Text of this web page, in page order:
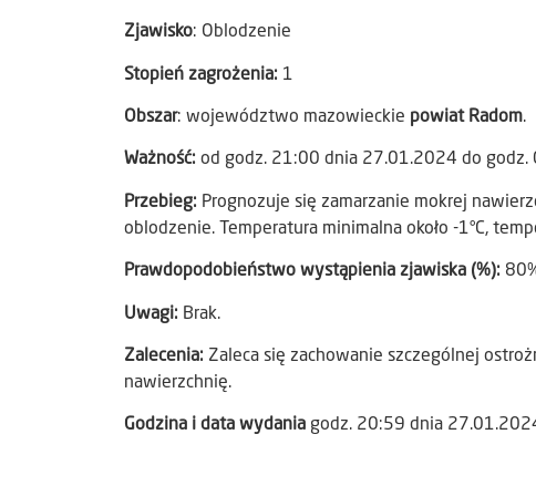
Zjawisko: Oblodzenie
Stopień zagrożenia: 1
Obszar: województwo mazowieckie powiat Radom.
Ważność: od godz. 21:00 dnia 27.01.2024 do
Przebieg: Prognozuje się zamarzanie mokrej
oblodzenie. Temperatura minimalna około -1°C,
Prawdopodobieństwo wystąpienia zjawiska (%):
Uwagi: Brak.
Zalecenia: Zaleca się zachowanie szczególnej
nawierzchnię.
Godzina i data wydania godz. 20:59 dnia